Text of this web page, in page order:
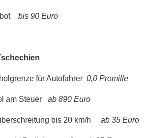
bis 90 Euro
für Autofahrer 0,0 Promille
am Steuer ab 890 Euro
bis 20 km/h ab 35 Euro